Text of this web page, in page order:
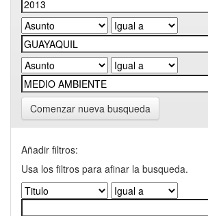
Comenzar nueva busqueda
Añadir filtros:
Usa los filtros para afinar la busqueda.